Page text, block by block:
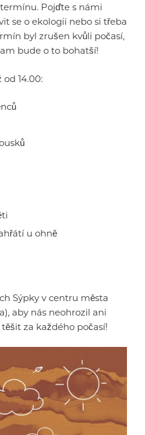
Pojďte s námi
se o ekologii nebo si třeba
byl zrušen kvůli počasí,
bude o to bohatší!
14.00:
u ohně
Sýpky v centru města
aby nás neohrozil ani
za každého počasí!